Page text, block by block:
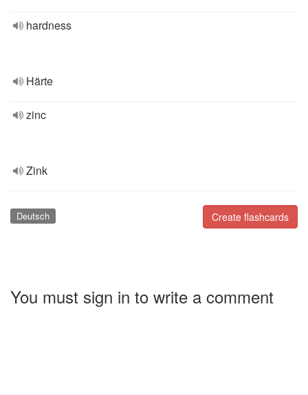
hardness
Härte
zinc
Zink
Create flashcards
Deutsch
You must sign in to write a comment